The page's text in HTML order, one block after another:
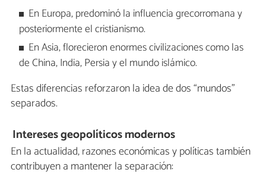
En Europa, predominó la influencia grecorromana y
posteriormente el cristianismo.
En Asia, florecieron enormes civilizaciones como las
de China, India, Persia y el mundo islámico.
Estas diferencias reforzaron la idea de dos “mundos”
separados.
Intereses geopolíticos modernos
En la actualidad, razones económicas y políticas también
contribuyen a mantener la separación: